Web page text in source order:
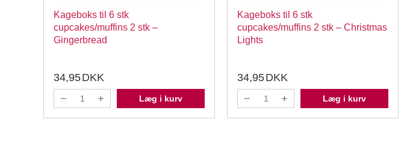
Kageboks til 6 stk
cupcakes/muffins 2 stk –
Gingerbread
34,95DKK
Læg i kurv
Kageboks til 6 stk
cupcakes/muffins 2 stk – Christmas
Lights
34,95DKK
Læg i kurv